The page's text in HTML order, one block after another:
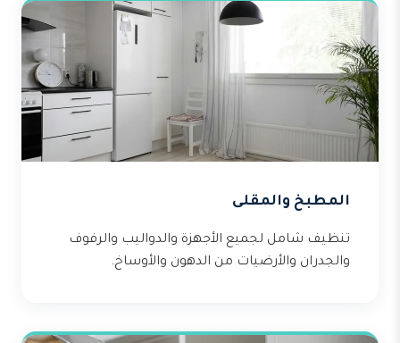
المطبخ والمقلى
تنظيف شامل لجميع الأجهزة والدواليب والرفوف
والجدران والأرضيات من الدهون والأوساخ.